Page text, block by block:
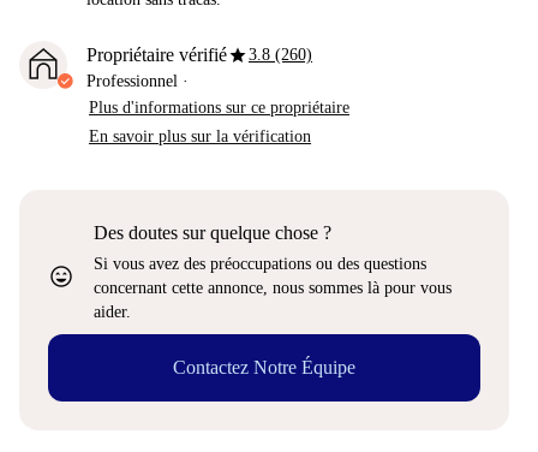
Propriétaire vérifiéstar3.8 (260)
Professionnel ·
Plus d'informations sur ce propriétaire
En savoir plus sur la vérification
sentiment_very_satisfied
Des doutes sur quelque chose ?
Si vous avez des préoccupations ou des questions
concernant cette annonce, nous sommes là pour vous
aider.
Contactez Notre Équipe